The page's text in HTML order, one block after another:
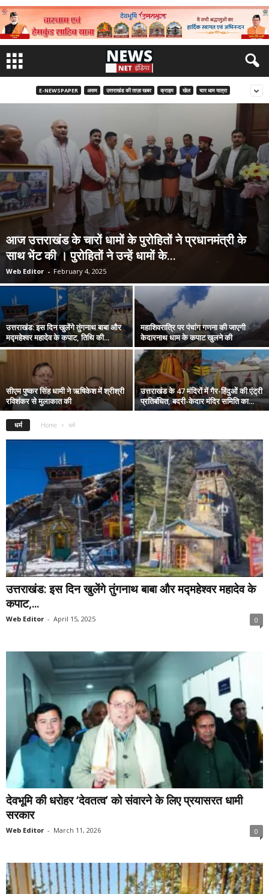
E-NEWSPAPER असम उत्तराखंड की ताज़ा खबर क्राइम खेल चार धाम यात्रा
आज उत्तराखंड के चारों धामों के पुरोहितों ने प्रधानमंत्री के
साथ भेंट की । पुरोहितों ने उन्हें धामों के...
Web Editor - February 4, 2025
उत्तराखंड: इस दिन खुलेंगे तुंगनाथ बाबा और
मद्महेश्वर महादेव के कपाट, तिथि की...
महाशिवरात्रि पर पंचांग गणना की जाएगी
केदारनाथ धाम के कपाट खुलने की
सीएम पुष्कर सिंह धामी ने ऋषिकेश में श्रीश्री
रविशंकर से मुलाकात की
उत्तराखंड के 47 मंदिरों में गैर-हिंदुओं की एंट्री
प्रतिबंधित, बदरी-केदार मंदिर समिति का...
धर्म Home धर्म
उत्तराखंड: इस दिन खुलेंगे तुंगनाथ बाबा और मद्महेश्वर महादेव के
कपाट,...
Web Editor - April 15, 2025 0
देवभूमि की धरोहर ‘देवतत्व’ को संवारने के लिए प्रयासरत धामी
सरकार
Web Editor - March 11, 2026 0